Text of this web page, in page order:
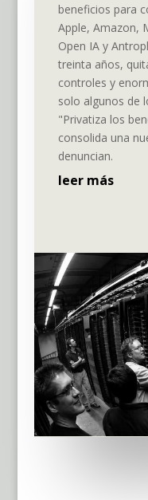
beneficios para
Apple, Amazon,
Open IA y
treinta años,
controles y
solo algunos de
"Privatiza los
consolida una
denuncian.
leer más